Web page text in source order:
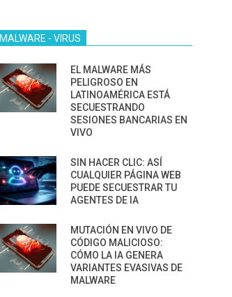
MALWARE - VIRUS
EL MALWARE MÁS
PELIGROSO EN
LATINOAMÉRICA ESTÁ
SECUESTRANDO
SESIONES BANCARIAS EN
VIVO
SIN HACER CLIC: ASÍ
CUALQUIER PÁGINA WEB
PUEDE SECUESTRAR TU
AGENTES DE IA
MUTACIÓN EN VIVO DE
CÓDIGO MALICIOSO:
CÓMO LA IA GENERA
VARIANTES EVASIVAS DE
MALWARE